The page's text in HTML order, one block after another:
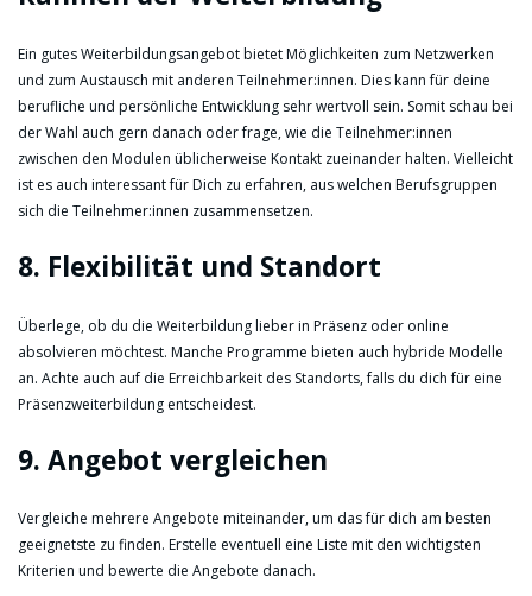
Ein gutes Weiterbildungsangebot bietet Möglichkeiten zum Netzwerken
und zum Austausch mit anderen Teilnehmer:innen. Dies kann für deine
berufliche und persönliche Entwicklung sehr wertvoll sein. Somit schau bei
der Wahl auch gern danach oder frage, wie die Teilnehmer:innen
zwischen den Modulen üblicherweise Kontakt zueinander halten. Vielleicht
ist es auch interessant für Dich zu erfahren, aus welchen Berufsgruppen
sich die Teilnehmer:innen zusammensetzen.
8. Flexibilität und Standort
Überlege, ob du die Weiterbildung lieber in Präsenz oder online
absolvieren möchtest. Manche Programme bieten auch hybride Modelle
an. Achte auch auf die Erreichbarkeit des Standorts, falls du dich für eine
Präsenzweiterbildung entscheidest.
9. Angebot vergleichen
Vergleiche mehrere Angebote miteinander, um das für dich am besten
geeignetste zu finden. Erstelle eventuell eine Liste mit den wichtigsten
Kriterien und bewerte die Angebote danach.